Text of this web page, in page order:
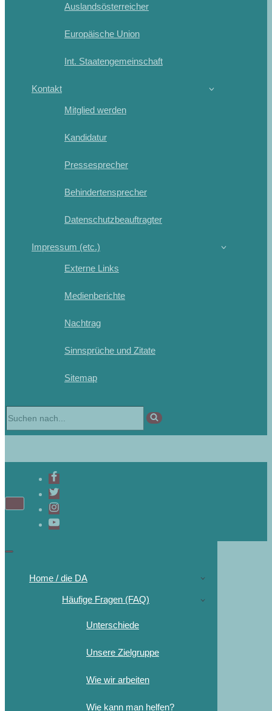
Auslandsösterreicher
Europäische Union
Int. Staatengemeinschaft
Kontakt
Mitglied werden
Kandidatur
Pressesprecher
Behindertensprecher
Datenschutzbeauftragter
Impressum (etc.)
Externe Links
Medienberichte
Nachtrag
Sinnsprüche und Zitate
Sitemap
Home / die DA
Häufige Fragen (FAQ)
Unterschiede
Unsere Zielgruppe
Wie wir arbeiten
Wie kann man helfen?